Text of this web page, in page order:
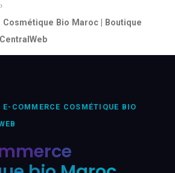
›
Bio Maroc | Boutique
E-COMMERCE COSMÉTIQUE BIO